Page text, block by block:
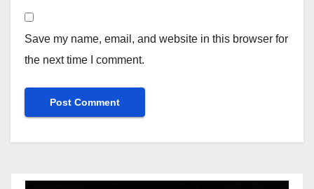
Save my name, email, and website in this browser for
the next time I comment.